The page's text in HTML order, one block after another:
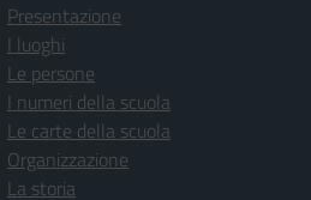
Presentazione
I luoghi
Le persone
I numeri della scuola
Le carte della scuola
Organizzazione
La storia